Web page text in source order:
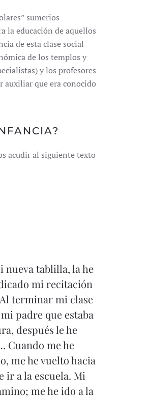
sumerios
la educación de aquellos
de esta clase social
de los templos y
y los profesores
auxiliar que era conocido
acudir al siguiente texto
nueva tablilla, la he
mi recitación
terminar mi clase
padre que estaba
después le he
Cuando me he
me he vuelto hacia
ir a la escuela. Mi
me he ido a la